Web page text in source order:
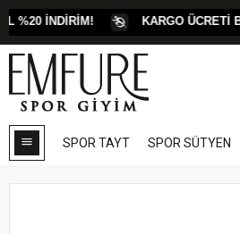
%20 İNDİRİM! KARGO ÜCRETİ
SPOR TAYT SPOR SÜTYEN